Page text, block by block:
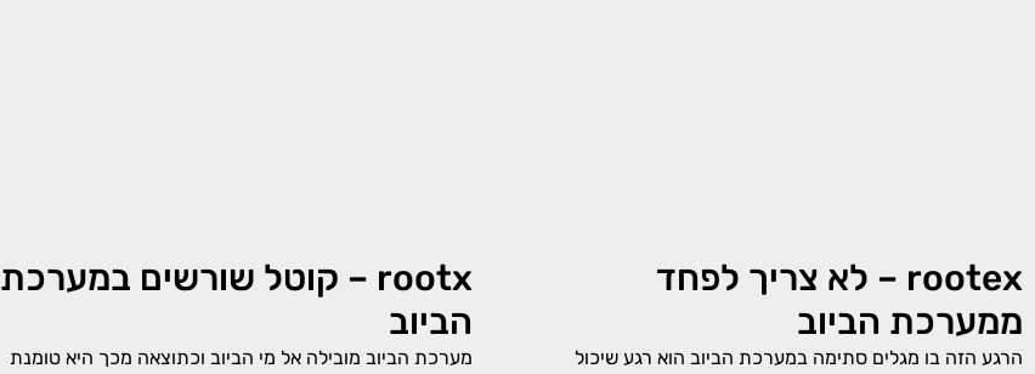
rootex – לא צריך לפחד
ממערכת הביוב
הרגע הזה בו מגלים סתימה במערכת הביוב הוא רגע שיכול
rootx – קוטל שורשים במערכת
הביוב
מערכת הביוב מובילה אל מי הביוב וכתוצאה מכך היא טומנת